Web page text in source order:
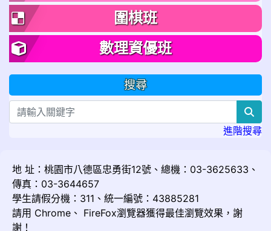
圍棋班
數理資優班
搜尋
進階搜尋
地 址：桃園市八德區忠勇街12號、總機：03-3625633、
傳真：03-3644657
學生請假分機：311、統一編號：43885281
請用 Chrome 、 FireFox瀏覽器獲得最佳瀏覽效果，謝
謝！